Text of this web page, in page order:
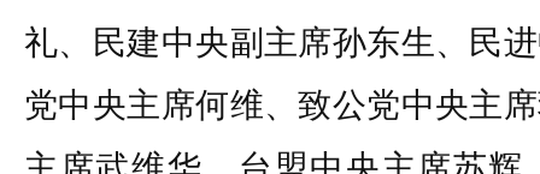
礼、民建中央副主席孙东生、民
党中央主席何维、致公党中央主